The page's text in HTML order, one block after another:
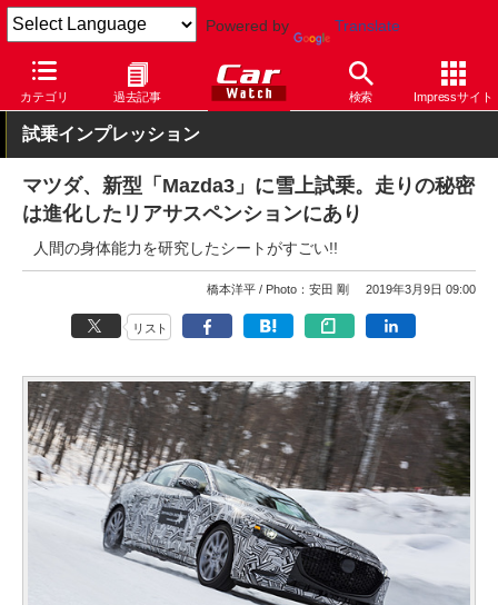
Powered by Translate
カテゴリ 過去記事 検索 Impressサイト
Car Watch 自動車 マツダ
試乗インプレッション
マツダ、新型「Mazda3」に雪上試乗。走りの秘密
は進化したリアサスペンションにあり
人間の身体能力を研究したシートがすごい!!
橋本洋平 Photo：安田 剛 2019年3月9日 09:00
リスト